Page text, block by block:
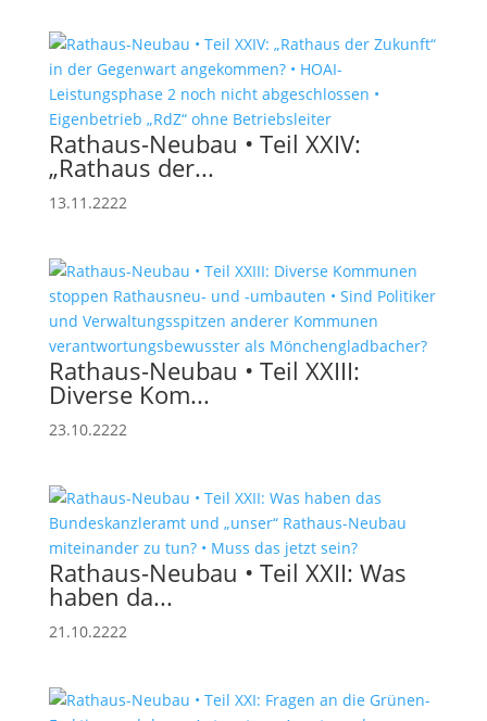
Rathaus-Neubau • Teil XXIV:
„Rathaus der...
13.11.2222
Rathaus-Neubau • Teil XXIII:
Diverse Kom...
23.10.2222
Rathaus-Neubau • Teil XXII: Was
haben da...
21.10.2222